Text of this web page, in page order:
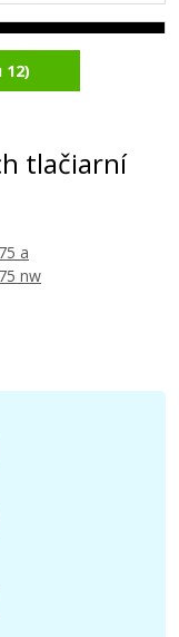
tlačiarní
a
nw